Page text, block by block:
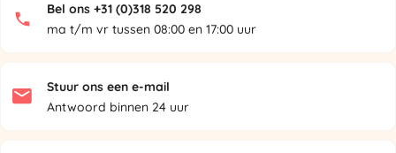
Bel ons +31 (0)318 520 298
ma t/m vr tussen 08:00 en 17:00 uur
Stuur ons een e-mail
Antwoord binnen 24 uur